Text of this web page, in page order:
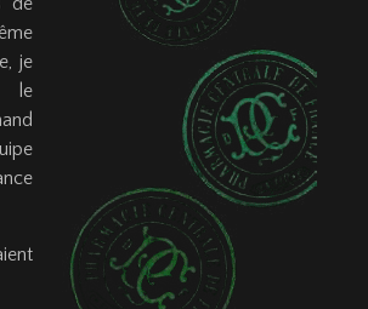
je
le